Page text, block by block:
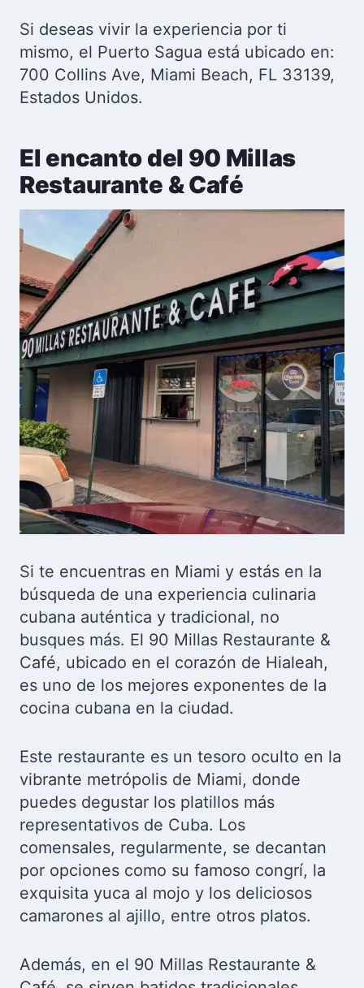
Si deseas vivir la experiencia por ti
mismo, el Puerto Sagua está ubicado en:
700 Collins Ave, Miami Beach, FL 33139,
Estados Unidos.
El encanto del 90 Millas
Restaurante & Café
Si te encuentras en Miami y estás en la
búsqueda de una experiencia culinaria
cubana auténtica y tradicional, no
busques más. El 90 Millas Restaurante &
Café, ubicado en el corazón de Hialeah,
es uno de los mejores exponentes de la
cocina cubana en la ciudad.
Este restaurante es un tesoro oculto en la
vibrante metrópolis de Miami, donde
puedes degustar los platillos más
representativos de Cuba. Los
comensales, regularmente, se decantan
por opciones como su famoso congrí, la
exquisita yuca al mojo y los deliciosos
camarones al ajillo, entre otros platos.
Además, en el 90 Millas Restaurante &